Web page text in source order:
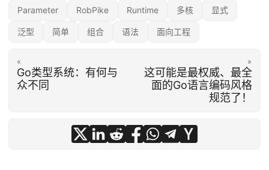
Parameter RobPike Runtime 多核 显式
泛型 简单 组合 语法 面向工程
«
Go类型系统：有何与
众不同
»
这可能是最权威、最全
面的Go语言编码风格
规范了！